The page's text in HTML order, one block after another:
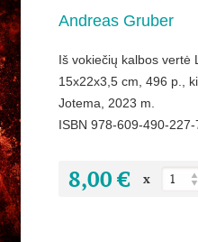
Andreas Gruber
Iš vokiečių kalbos vertė
15x22x3,5 cm, 496 p.,
Jotema, 2023 m.
ISBN 978-609-490-227-
8,00 € x